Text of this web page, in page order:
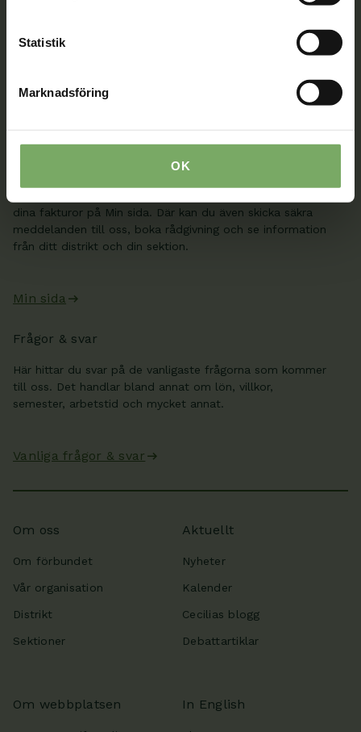
Statistik
Marknadsföring
OK
medlem hittar fler kontaktvägar på Min sida.
08-567 06 100
dina fakturor på Min sida. Där kan du även skicka säkra
meddelanden till oss, boka rådgivning och se information
från ditt distrikt och din sektion.
Min sida
Frågor & svar
Här hittar du svar på de vanligaste frågorna som kommer
till oss. Det handlar bland annat om lön, villkor,
semester, arbetstid och mycket annat.
Vanliga frågor & svar
Om oss
Om förbundet
Vår organisation
Distrikt
Sektioner
Aktuellt
Nyheter
Kalender
Cecilias blogg
Debattartiklar
Om webbplatsen In English